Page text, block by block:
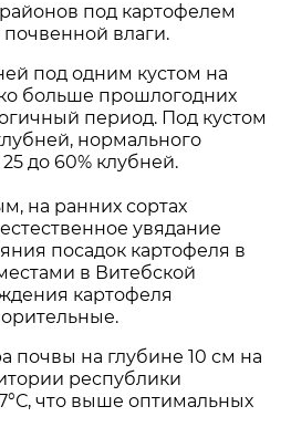
под картофелем
влаги.
под одним кустом на
больше прошлогодних
период. Под кустом
нормального
до 60% клубней.
на ранних сортах
увядание
посадок картофеля в
в Витебской
картофеля
почвы на глубине 10 см на
республики
что выше оптимальных